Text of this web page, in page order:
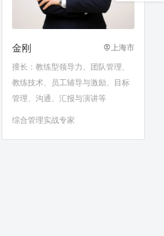
金刚 上海市
擅长：教练型领导力、团队管理、
教练技术、员工辅导与激励、目标
管理、沟通、汇报与演讲等
综合管理实战专家